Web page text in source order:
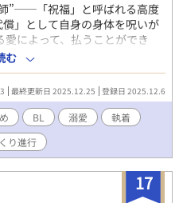
”──「祝福」と呼ばれる高度
」として自身の身体を呪いが
によって、払うことができ
呪いの黒紋は、災いをもたら
れ闇ギルドに酷使され続けて
ンと吸血鬼ギルバートに救わ
、毒に倒れた竜を助けたこと
。 祝福の治癒師は本来、国に
、王宮は「反逆の疑い」すら
のは竜騎士団団長ロアン。 彼
へ迎え入れる。 恩人たちの国
団で王宮に貢献すべく覚悟を
いたのは、過剰なほど優しく
む
最終更新日 2025.12.25 登録日 2025.12.6
BL 溺愛
執着
り進行
17